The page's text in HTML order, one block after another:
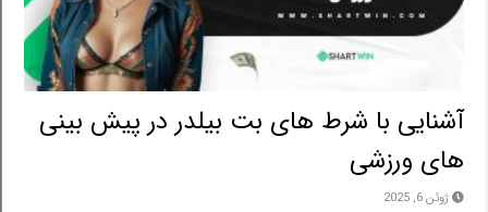
آشنایی با شرط های بت بیلدر در پیش بینی
های ورزشی
ژوئن 6, 2025